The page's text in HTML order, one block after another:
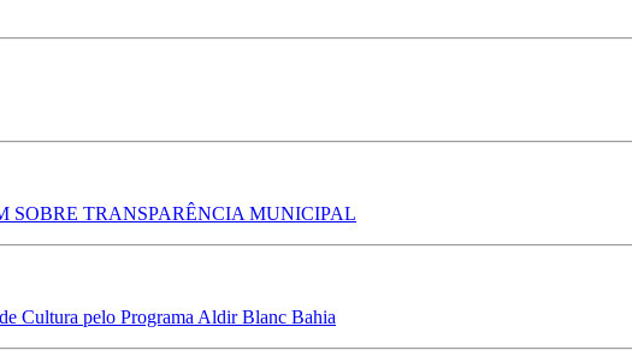
SOBRE TRANSPARÊNCIA MUNICIPAL
Cultura pelo Programa Aldir Blanc Bahia